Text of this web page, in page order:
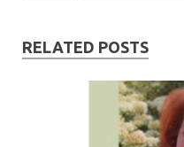
RELATED POSTS